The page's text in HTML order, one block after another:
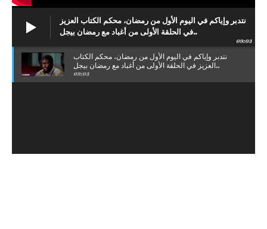
نتدبر وإياكم في اليوم الأول من رمضان، محكم الكتاب العزيز
في الحلقة الأولى من أغباد مع رمضان بيجل..
09:03
نتدبر وإياكم في اليوم الأول من رمضان، محكم الكتاب
العزيز في الحلقة الأولى من أغباد مع رمضان بيجل..
09:03